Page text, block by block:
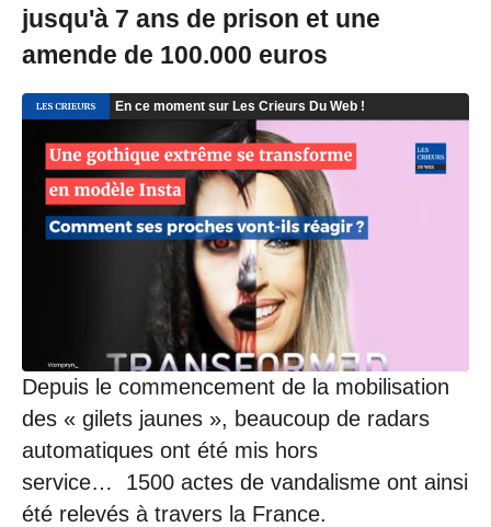
M
i
s
j
o
r
l
e
2
1
/
0
6
0
2
à
1
:
4
jusqu'à 7 ans de prison et une
amende de 100.000 euros
Depuis le commencement de la mobilisation
des « gilets jaunes », beaucoup de radars
automatiques ont été mis hors
service… 1500 actes de vandalisme ont ainsi
été relevés à travers la France.